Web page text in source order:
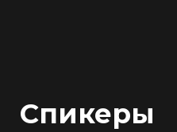
Спикеры